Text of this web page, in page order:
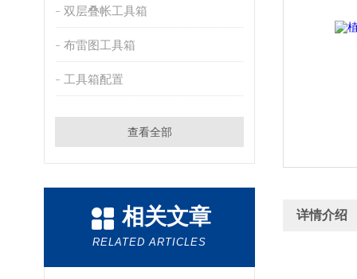
双层叠帐工具箱
布雷图工具箱
工具箱配置
查看全部
相关文章
RELATED ARTICLES
详情介绍